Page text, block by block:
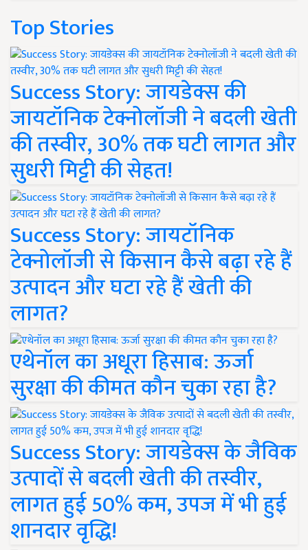
Top Stories
Success Story: जायडेक्स की
जायटॉनिक टेक्नोलॉजी ने बदली खेती
की तस्वीर, 30% तक घटी लागत और
सुधरी मिट्टी की सेहत!
Success Story: जायटॉनिक
टेक्नोलॉजी से किसान कैसे बढ़ा रहे हैं
उत्पादन और घटा रहे हैं खेती की
लागत?
एथेनॉल का अधूरा हिसाब: ऊर्जा
सुरक्षा की कीमत कौन चुका रहा है?
Success Story: जायडेक्स के जैविक
उत्पादों से बदली खेती की तस्वीर,
लागत हुई 50% कम, उपज में भी हुई
शानदार वृद्धि!